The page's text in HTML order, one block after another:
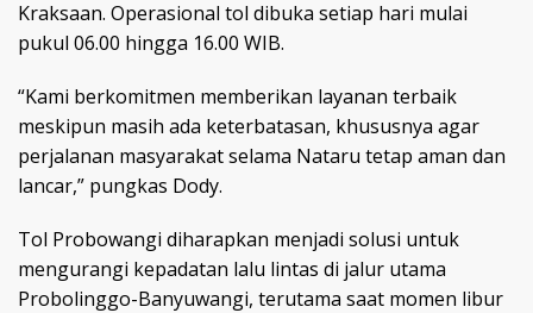
Kraksaan. Operasional tol dibuka setiap hari mulai
pukul 06.00 hingga 16.00 WIB.
“Kami berkomitmen memberikan layanan terbaik
meskipun masih ada keterbatasan, khususnya agar
perjalanan masyarakat selama Nataru tetap aman dan
lancar,” pungkas Dody.
Tol Probowangi diharapkan menjadi solusi untuk
mengurangi kepadatan lalu lintas di jalur utama
Probolinggo-Banyuwangi, terutama saat momen libur